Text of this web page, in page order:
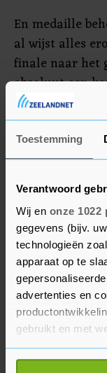
Toestemming
Verantwoord
Wij en onze 1022
gegevens (bijv.
technologieën
apparaat op te
advertenties en
gebruikt en met
Als u het
En medaille
al wijst alles
finale naar het
absoluut een
andere
heb gewoon
zien wat het